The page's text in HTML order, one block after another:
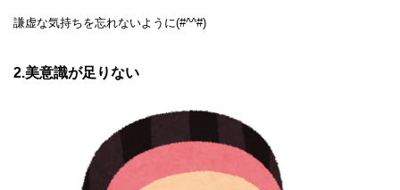
謙虚な気持ちを忘れないように(#^^#)
2.美意識が足りない